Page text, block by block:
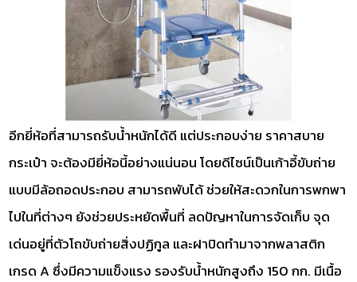
อีกยี่ห้อที่สามารถรับน้ำหนักได้ดี แต่ประกอบง่าย ราคาสบาย
กระเป๋า จะต้องมียี่ห้อนี้อย่างแน่นอน โดยดีไซน์เป็นเก้าอี้ขับถ่าย
แบบมีล้อถอดประกอบ สามารถพับได้ ช่วยให้สะดวกในการพกพา
ไปในที่ต่างๆ ยังช่วยประหยัดพื้นที่ ลดปัญหาในการจัดเก็บ จุด
เด่นอยู่ที่ตัวโถขับถ่ายสิ่งปฏิกูล และฝาปิดทำมาจากพลาสติก
เกรด A ซึ่งมีความแข็งแรง รองรับน้ำหนักสูงถึง 150 กก. มีเนื้อ